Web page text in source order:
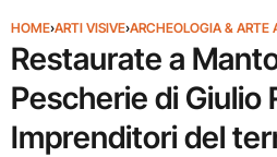
HOME›ARTI VISIVE›ARCHEOLOGIA & ARTE
Restaurate a
Pescherie di Giulio
Imprenditori del